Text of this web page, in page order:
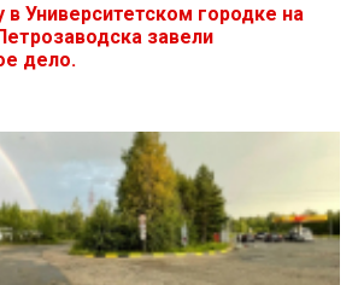
в Университетском городке на
завели
дело.